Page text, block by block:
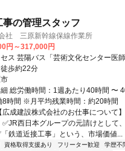
事の管理スタッフ
社 三原新幹線保線作業所
円～317,000円
ス 芸陽バス「芸術文化センター医
歩約22分
総労働時間：1週あたり40時間 〜
時間 ※月平均残業時間：約20時間
広成建設株式会社のお仕事について
✅JR西日本グループの元請けとして
「鉄道近接工事」という、市場価値...
資格取得支援あり フリーター歓迎 学歴不